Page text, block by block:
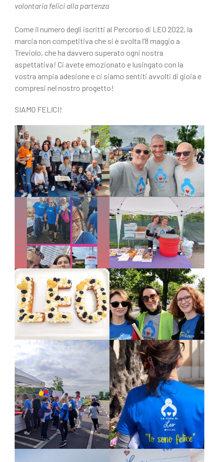
volontaria felici alla partenza
Come il numero degli iscritti al Percorso di LEO 2022, la
marcia non competitiva che si è svolta l’8 maggio a
Treviolo, che ha davvero superato ogni nostra
aspettativa! Ci avete emozionato e lusingato con la
vostra ampia adesione e ci siamo sentiti avvolti di gioia e
compresi nel nostro progetto!
SIAMO FELICI!